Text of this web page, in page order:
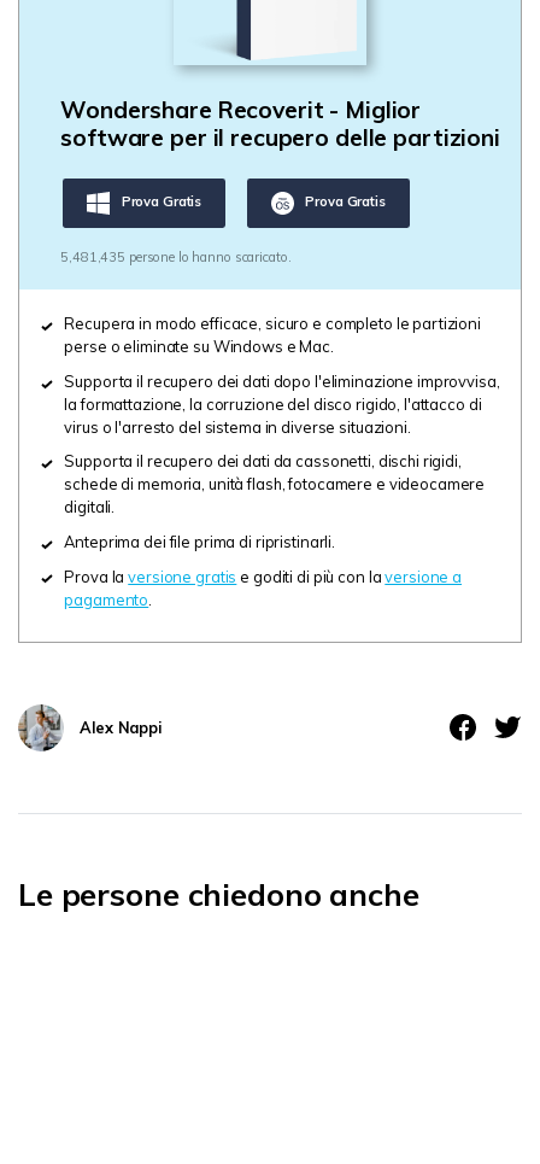
Wondershare Recoverit - Miglior
software per il recupero delle partizioni
Prova Gratis Prova Gratis
5,481,435 persone lo hanno scaricato.
Recupera in modo efficace, sicuro e completo le partizioni
perse o eliminate su Windows e Mac.
Supporta il recupero dei dati dopo l'eliminazione improvvisa,
la formattazione, la corruzione del disco rigido, l'attacco di
virus o l'arresto del sistema in diverse situazioni.
Supporta il recupero dei dati da cassonetti, dischi rigidi,
schede di memoria, unità flash, fotocamere e videocamere
digitali.
Anteprima dei file prima di ripristinarli.
Prova laversione gratis e goditi di più con laversione a
pagamento
Alex Nappi
Le persone chiedono anche